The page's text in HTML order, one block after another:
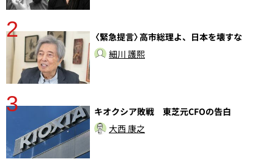
2
〈緊急提言〉高市総理よ、日本を壊すな
細川 護熙
3
キオクシア敗戦 東芝元CFOの告白
大西 康之